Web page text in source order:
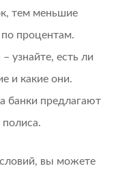
тем меньшие
процентам.
узнайте, есть ли
и какие они.
банки предлагают
вы можете